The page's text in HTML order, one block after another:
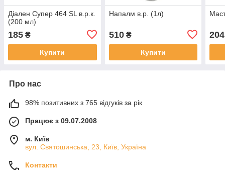
Діален Супер 464 SL в.р.к.
(200 мл)
185 ₴
Купити
Напалм в.р. (1л)
510₴
Купити
204
Про нас
98% позитивних з 765 відгуків за рік
Працює з 09.07.2008
м. Київ
вул. Святошинська, 23, Київ, Україна
Контакти